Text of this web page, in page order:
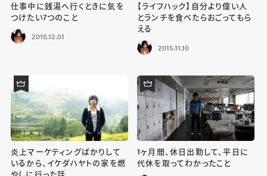
仕事中に銭湯へ行くときに気を
つけたい7つのこと
2015.12.01
【ライフハック】自分より偉い人
とランチを食べたらおごってもら
える
2015.11.10
炎上マーケティングばかりして
いるから、イケダハヤトの家を燃
1ヶ月間、休日出勤して、平日に
代休を取ってわかったこと